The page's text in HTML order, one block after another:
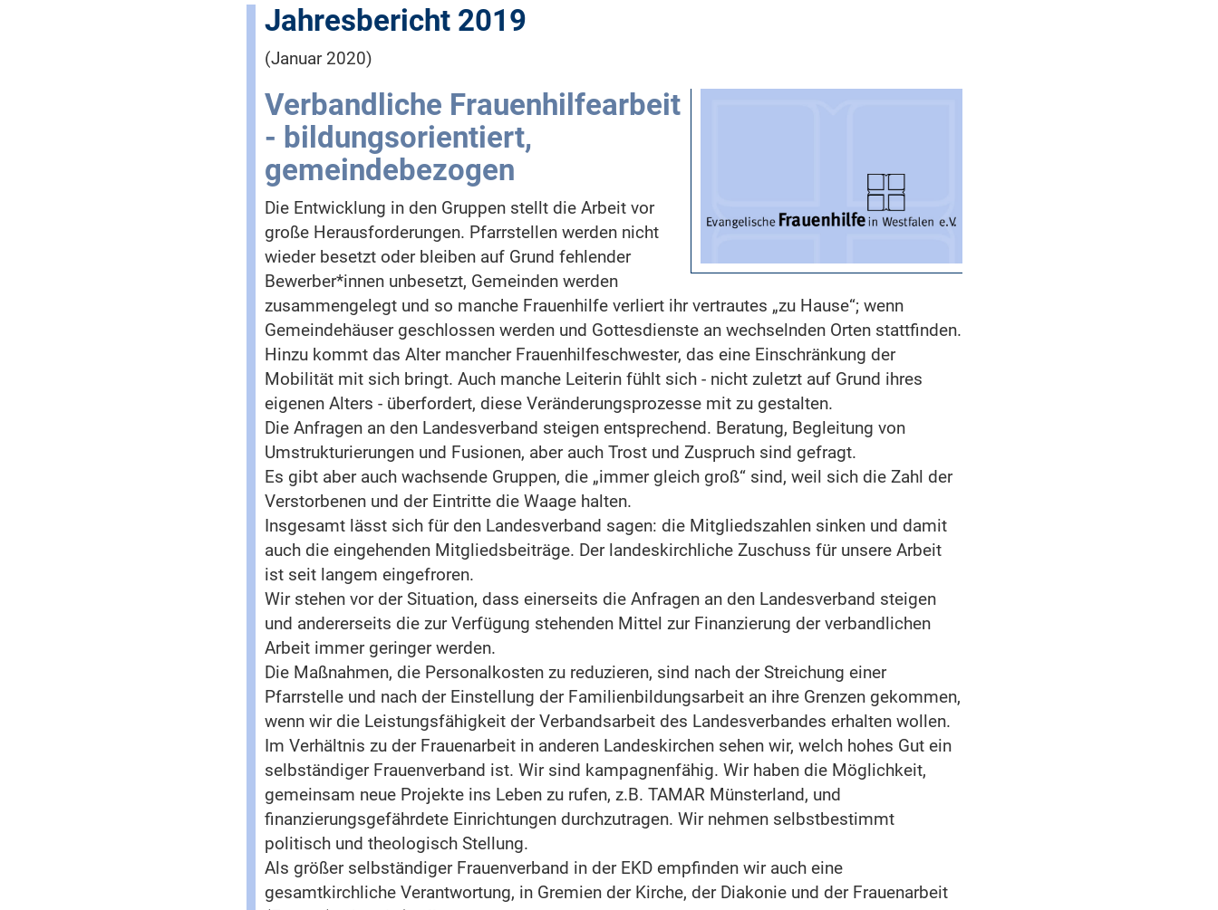
Jahresbericht 2019
(Januar 2020)
Verbandliche Frauenhilfearbeit
- bildungsorientiert,
gemeindebezogen
Die Entwicklung in den Gruppen stellt die Arbeit vor
große Herausforderungen. Pfarrstellen werden nicht
wieder besetzt oder bleiben auf Grund fehlender
Bewerber*innen unbesetzt, Gemeinden werden
zusammengelegt und so manche Frauenhilfe verliert ihr vertrautes „zu Hause“; wenn
Gemeindehäuser geschlossen werden und Gottesdienste an wechselnden Orten stattfinden.
Hinzu kommt das Alter mancher Frauenhilfeschwester, das eine Einschränkung der
Mobilität mit sich bringt. Auch manche Leiterin fühlt sich - nicht zuletzt auf Grund ihres
eigenen Alters - überfordert, diese Veränderungsprozesse mit zu gestalten.
Die Anfragen an den Landesverband steigen entsprechend. Beratung, Begleitung von
Umstrukturierungen und Fusionen, aber auch Trost und Zuspruch sind gefragt.
Es gibt aber auch wachsende Gruppen, die „immer gleich groß“ sind, weil sich die Zahl der
Verstorbenen und der Eintritte die Waage halten.
Insgesamt lässt sich für den Landesverband sagen: die Mitgliedszahlen sinken und damit
auch die eingehenden Mitgliedsbeiträge. Der landeskirchliche Zuschuss für unsere Arbeit
ist seit langem eingefroren.
Wir stehen vor der Situation, dass einerseits die Anfragen an den Landesverband steigen
und andererseits die zur Verfügung stehenden Mittel zur Finanzierung der verbandlichen
Arbeit immer geringer werden.
Die Maßnahmen, die Personalkosten zu reduzieren, sind nach der Streichung einer
Pfarrstelle und nach der Einstellung der Familienbildungsarbeit an ihre Grenzen gekommen,
wenn wir die Leistungsfähigkeit der Verbandsarbeit des Landesverbandes erhalten wollen.
Im Verhältnis zu der Frauenarbeit in anderen Landeskirchen sehen wir, welch hohes Gut ein
selbständiger Frauenverband ist. Wir sind kampagnenfähig. Wir haben die Möglichkeit,
gemeinsam neue Projekte ins Leben zu rufen, z.B. TAMAR Münsterland, und
finanzierungsgefährdete Einrichtungen durchzutragen. Wir nehmen selbstbestimmt
politisch und theologisch Stellung.
Als größer selbständiger Frauenverband in der EKD empfinden wir auch eine
gesamtkirchliche Verantwortung, in Gremien der Kirche, der Diakonie und der Frauenarbeit